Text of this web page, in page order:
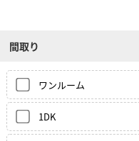
間取り
ワンルーム
1DK